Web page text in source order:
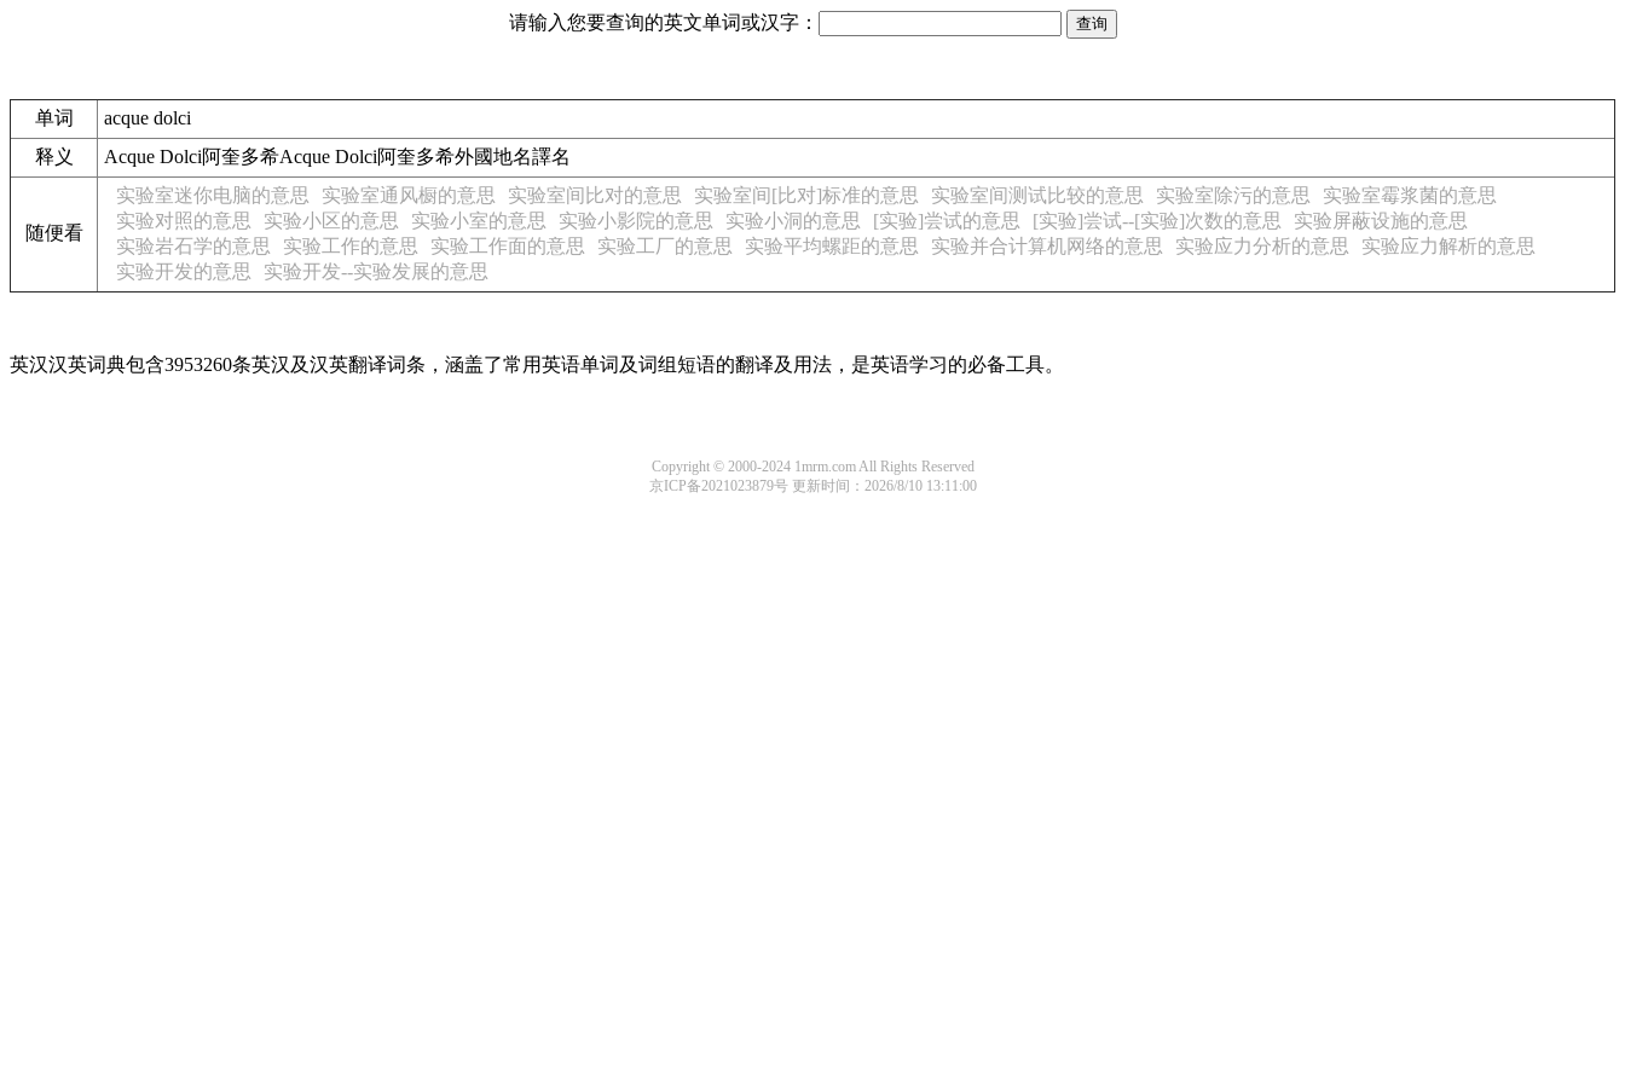
请输入您要查询的英文单词或汉字：
单词
acque dolci
释义
Acque Dolci阿奎多希Acque Dolci阿奎多希外國地名譯名
随便看
实验室迷你电脑的意思 实验室通风橱的意思 实验室间比对的意思 实验室间[比对]标准的意思 实验室间测试比较的意思 实验室除污的意思
实验室霉浆菌的意思
实验对照的意思
实验小区的意思 实验小室的意思 实验小影院的意思 实验小洞的意思 [实验]尝试的意思 [实验]尝试--[实验]次数的意思
实验屏蔽设施的意思
实验岩石学的意思
实验工作的意思 实验工作面的意思 实验工厂的意思 实验平均螺距的意思 实验并合计算机网络的意思 实验应力分析的意思
实验应力解析的意思
实验开发的意思
实验开发--实验发展的意思
英汉汉英词典包含3953260条英汉及汉英翻译词条，涵盖了常用英语单词及词组短语的翻译及用法，是英语学习的必备工具。
Copyright © 2000-2024 1mrm.com All Rights Reserved
京ICP备2021023879号 更新时间：2026/8/10 13:11:00